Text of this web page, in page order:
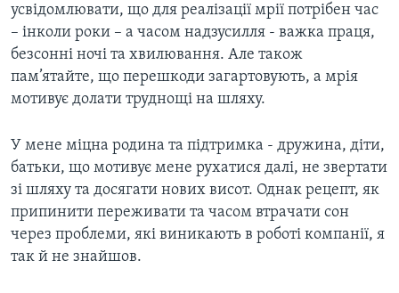
усвідомлювати, що для реалізації мрії потрібен час
– інколи роки – а часом надзусилля - важка праця,
безсонні ночі та хвилювання. Але також
пам’ятайте, що перешкоди загартовують, а мрія
мотивує долати труднощі на шляху.
У мене міцна родина та підтримка - дружина, діти,
батьки, що мотивує мене рухатися далі, не звертати
зі шляху та досягати нових висот. Однак рецепт, як
припинити переживати та часом втрачати сон
через проблеми, які виникають в роботі компанії, я
так й не знайшов.